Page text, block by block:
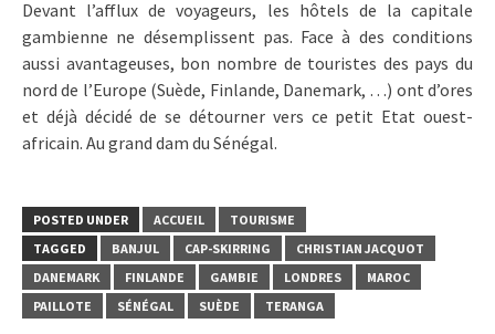
Devant l’afflux de voyageurs, les hôtels de la capitale
gambienne ne désemplissent pas. Face à des conditions
aussi avantageuses, bon nombre de touristes des pays du
nord de l’Europe (Suède, Finlande, Danemark, …) ont d’ores
et déjà décidé de se détourner vers ce petit Etat ouest-
africain. Au grand dam du Sénégal.
POSTED UNDER ACCUEIL
TOURISME
TAGGED
BANJUL CAP-SKIRRING
CHRISTIAN JACQUOT
DANEMARK
FINLANDE GAMBIE LONDRES
MAROC
PAILLOTE
SÉNÉGAL SUÈDE TERANGA